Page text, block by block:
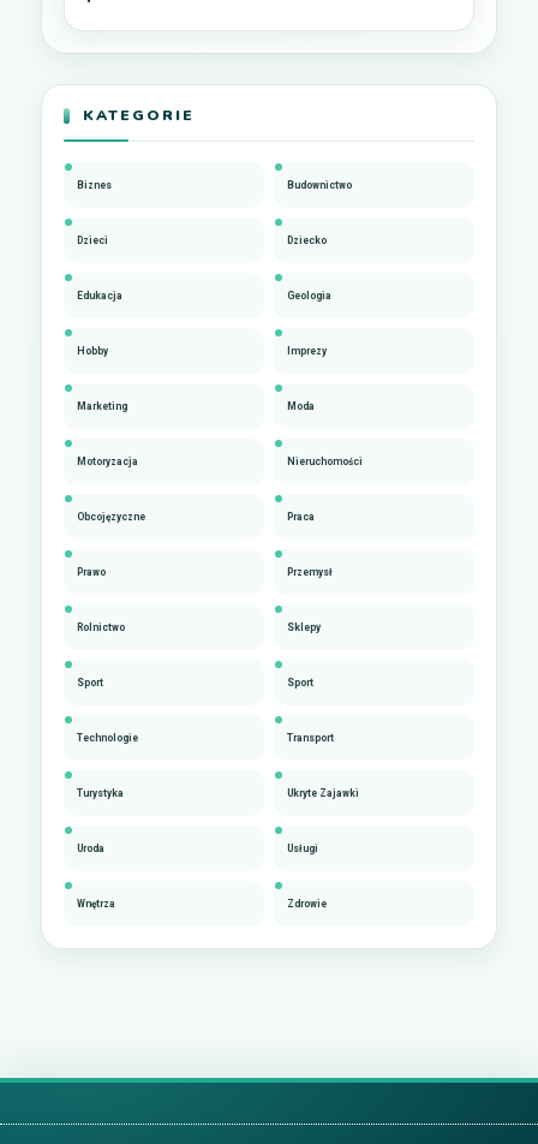
KATEGORIE
Biznes Budownictwo
Dzieci Dziecko
Edukacja Geologia
Hobby Imprezy
Marketing Moda
Motoryzacja Nieruchomości
Obcojęzyczne Praca
Prawo Przemysł
Rolnictwo Sklepy
Sport Sport
Technologie Transport
Turystyka Ukryte Zajawki
Uroda Usługi
Wnętrza Zdrowie